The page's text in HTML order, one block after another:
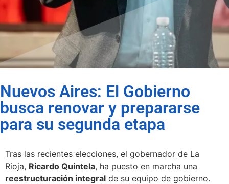
Nuevos Aires: El Gobierno
busca renovar y prepararse
para su segunda etapa
Tras las recientes elecciones, el gobernador de La
Rioja, Ricardo Quintela, ha puesto en marcha una
reestructuración integral de su equipo de gobierno.